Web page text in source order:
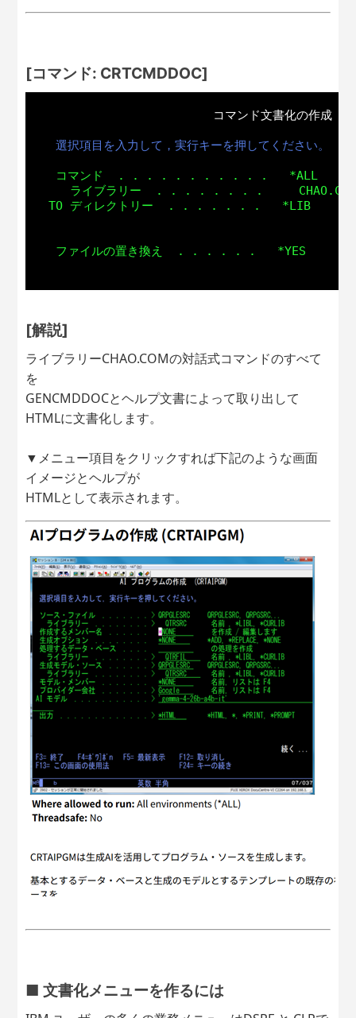
[コマンド: CRTCMDDOC]
コマンド文書化の作成
選択項目を入力して，実行キーを押してください。
コマンド  . . . . . . . . . . .
ライブラリー  . . . . . . . .
TO ディレクトリー
ファイルの置き換え  . . . . . .
[解説]
ライブラリーCHAO.COMの対話式コマンドのすべて
を
GENCMDDOCとヘルプ文書によって取り出して
HTMLに文書化します。
▼メニュー項目をクリックすれば下記のような画面
イメージとヘルプが
HTMLとして表示されます。
■ 文書化メニューを作るには